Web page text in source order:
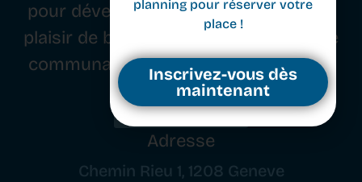
Inscription
Adresse
Chemin Rieu 1, 1208 Geneve
pour développer le corps, l’esprit et le
plaisir de bouger, tout en cultivant une
communauté passionnée de movers.
cours vous est offert !
Rendez-vous sur notre page
planning pour réserver votre
place !
Inscrivez-vous dès
maintenant